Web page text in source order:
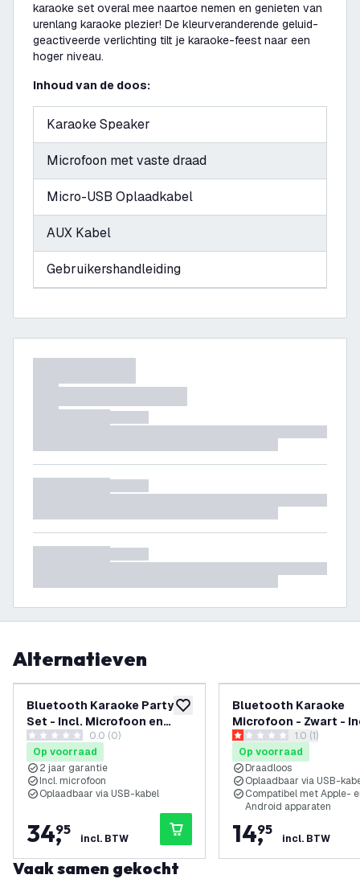
karaoke set overal mee naartoe nemen en genieten van
urenlang karaoke plezier! De kleurveranderende geluid-
geactiveerde verlichting tilt je karaoke-feest naar een
hoger niveau.
Inhoud van de doos:
Karaoke Speaker
Microfoon met vaste draad
Micro-USB Oplaadkabel
AUX Kabel
Gebruikershandleiding
Alternatieven
toevoegen aan verlanglijst
Bluetooth Karaoke Party
Set - Incl. Microfoon en
Lichteffecten
0 score sterren0.0 (0)
Op voorraad
2 jaar garantie
Incl. microfoon
Oplaadbaar via USB-kabel
34,
95
incl. BTW
Bluetooth Karaoke
Microfoon - Zwart -
Luidspreker en
Lichteffecten
reviews
1 score sterren1.0 (1)
Op voorraad
Draadloos
Oplaadbaar via USB-
Compatibel met Apple-
Android apparaten
14,
95
incl. BTW
Vaak samen gekocht